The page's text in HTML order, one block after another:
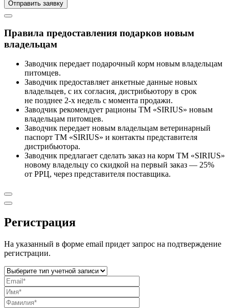
Правила предоставления подарков новым
владельцам
Заводчик передает подарочный корм новым владельцам
питомцев.
Заводчик предоставляет анкетные данные новых
владельцев, с их согласия, дистрибьютору в срок
не позднее 2-х недель с момента продажи.
Заводчик рекомендует рационы ТМ «SIRIUS» новым
владельцам питомцев.
Заводчик передает новым владельцам ветеринарный
паспорт ТМ «SIRIUS» и контакты представителя
дистрибьютора.
Заводчик предлагает сделать заказ на корм ТМ «SIRIUS»
новому владельцу со скидкой на первый заказ — 25%
от РРЦ, через представителя поставщика.
Регистрация
На указанный в форме email придет запрос на подтверждение
регистрации.